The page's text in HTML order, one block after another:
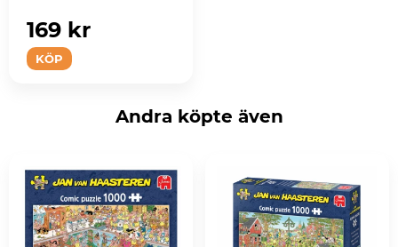
KÖP
169 kr
Andra köpte även